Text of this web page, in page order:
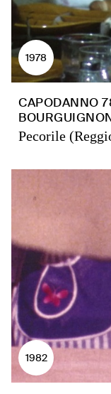
1978
CAPODANNO
Pecorile
1982